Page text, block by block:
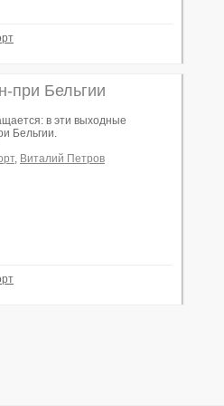
при Бельгии
в эти выходные
Бельгии.
, Виталий Петров